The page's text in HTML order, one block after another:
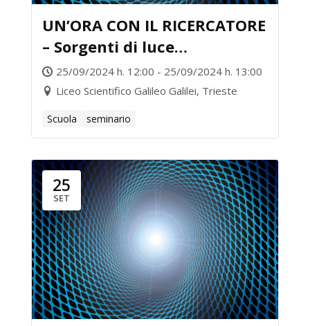
UN’ORA CON IL RICERCATORE
– Sorgenti di luce
straordinarie alla scoperta
del nanomondo
25/09/2024 h. 12:00 - 25/09/2024 h. 13:00
Liceo Scientifico Galileo Galilei, Trieste
Scuola seminario
25
SET